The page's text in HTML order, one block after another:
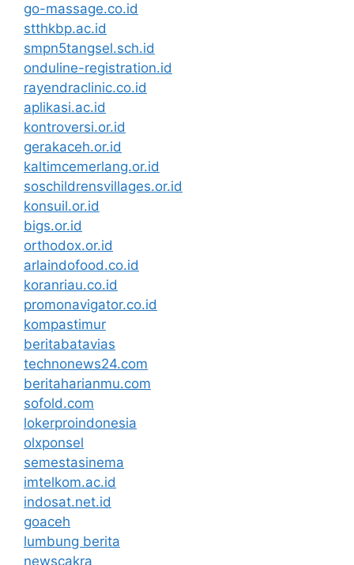
go-massage.co.id
stthkbp.ac.id
smpn5tangsel.sch.id
onduline-registration.id
rayendraclinic.co.id
aplikasi.ac.id
kontroversi.or.id
gerakaceh.or.id
kaltimcemerlang.or.id
soschildrensvillages.or.id
konsuil.or.id
bigs.or.id
orthodox.or.id
arlaindofood.co.id
koranriau.co.id
promonavigator.co.id
kompastimur
beritabatavias
technonews24.com
beritaharianmu.com
sofold.com
lokerproindonesia
olxponsel
semestasinema
imtelkom.ac.id
indosat.net.id
goaceh
lumbung berita
newscakra